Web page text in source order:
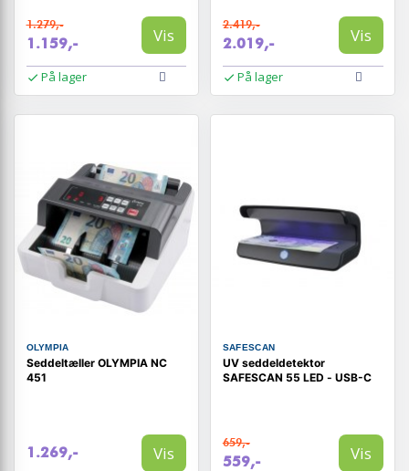
1.279,-
1.159,- Vis
På lager
2.419,-
2.019,- Vis
På lager
OLYMPIA
Seddeltæller OLYMPIA NC
451
1.269,- Vis
SAFESCAN
UV seddeldetektor
SAFESCAN 55 LED - USB-C
659,-
559,- Vis